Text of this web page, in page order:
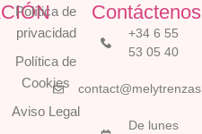
Política de
privacidad
Política de
Cookies
Aviso Legal
Contáctenos
+34 6 55
53 05 40
De lunes